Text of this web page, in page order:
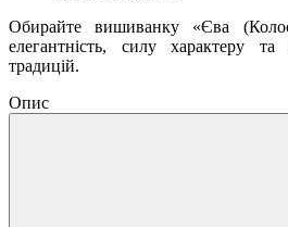
Обирайте вишиванку «Єва
елегантність, силу характеру
традицій.
Опис